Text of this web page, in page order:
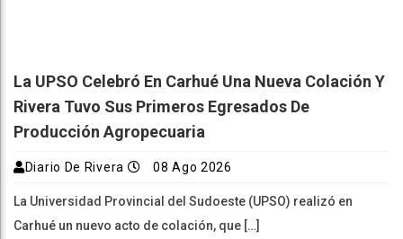
La UPSO Celebró En Carhué Una Nueva Colación Y
Rivera Tuvo Sus Primeros Egresados De
Producción Agropecuaria
Diario De Rivera 08 Ago 2026
La Universidad Provincial del Sudoeste (UPSO) realizó en
Carhué un nuevo acto de colación, que […]